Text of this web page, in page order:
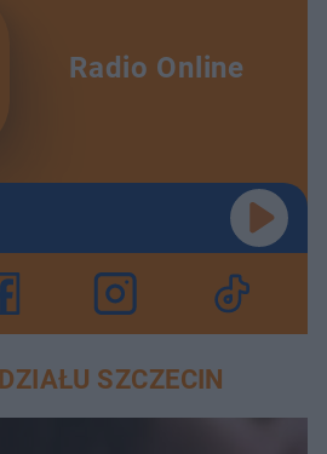
Radio Online
SZCZECIN